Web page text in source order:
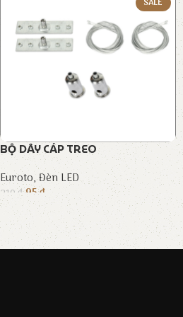
BỘ DÂY CÁP TREO
Euroto,Đèn LED
210₫ 95₫